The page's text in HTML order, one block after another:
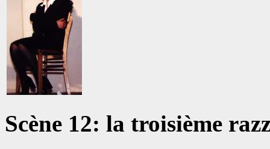
Scène 12: la troisième